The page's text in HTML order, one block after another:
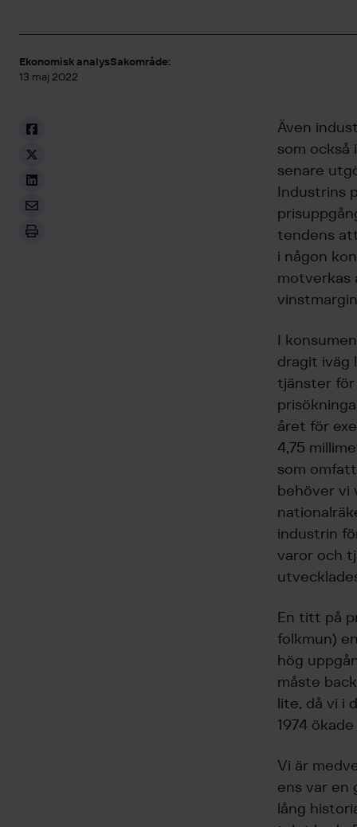
Ekonomisk analys
13 maj 2022
Sakområde:
Även
som
senare
Industrins
tendens
i någon
motverkas
I
dragit iväg
tjänster
året för
4,75
som
behöver vi
industrin
varor och
En titt på
folkmun)
hög
måste
lite, då vi i
1974
Vi är
ens var en
lång